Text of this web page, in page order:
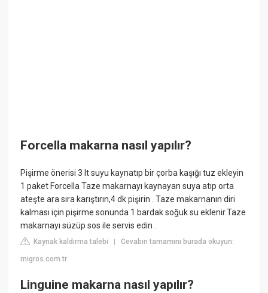
Forcella makarna nasıl yapılır?
Pişirme önerisi 3 lt suyu kaynatıp bir çorba kaşığı tuz ekleyin
1 paket Forcella Taze makarnayı kaynayan suya atıp orta
ateşte ara sıra karıştırın,4 dk pişirin . Taze makarnanın diri
kalması için pişirme sonunda 1 bardak soğuk su eklenir.Taze
makarnayı süzüp sos ile servis edin .
Kaynak kaldırma talebi |Cevabın tamamını burada okuyun:
migros.com.tr
Linguine makarna nasıl yapılır?